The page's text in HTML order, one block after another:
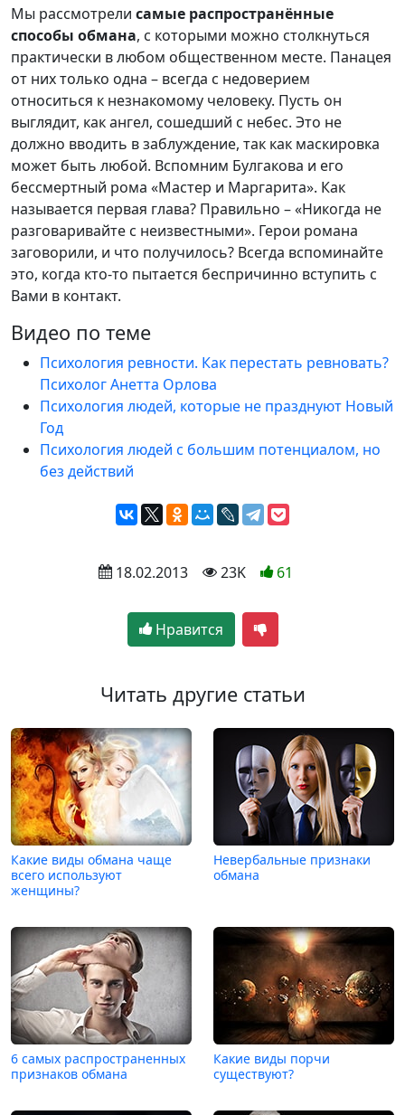
Мы рассмотрели самые распространённые
способы обмана, с которыми можно столкнуться
практически в любом общественном месте. Панацея
от них только одна – всегда с недоверием
относиться к незнакомому человеку. Пусть он
выглядит, как ангел, сошедший с небес. Это не
должно вводить в заблуждение, так как маскировка
может быть любой. Вспомним Булгакова и его
бессмертный рома «Мастер и Маргарита». Как
называется первая глава? Правильно – «Никогда не
разговаривайте с неизвестными». Герои романа
заговорили, и что получилось? Всегда вспоминайте
это, когда кто-то пытается беспричинно вступить с
Вами в контакт.
Видео по теме
Психология ревности. Как перестать ревновать?
Психолог Анетта Орлова
Психология людей, которые не празднуют Новый
Год
Психология людей с большим потенциалом, но
без действий
18.02.2013 23K 61
Нравится
Читать другие статьи
Какие виды обмана чаще
всего используют
женщины?
Невербальные признаки
обмана
6 самых распространенных
признаков обмана
Какие виды порчи
существуют?